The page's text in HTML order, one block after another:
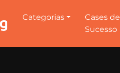
Categorias
Cases de
Sucesso